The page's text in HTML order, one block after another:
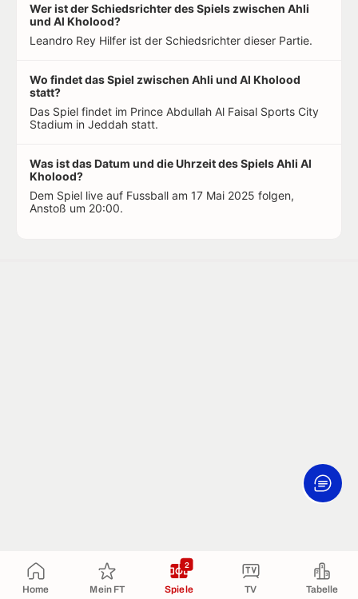
Home Mein FT Spiele
2
TV Tabelle
Wer ist der Schiedsrichter des Spiels zwischen Ahli
und Al Kholood?
Leandro Rey Hilfer ist der Schiedsrichter dieser Partie.
Wo findet das Spiel zwischen Ahli und Al Kholood
statt?
Das Spiel findet im Prince Abdullah Al Faisal Sports City
Stadium in Jeddah statt.
Was ist das Datum und die Uhrzeit des Spiels Ahli Al
Kholood?
Dem Spiel live auf Fussball am 17 Mai 2025 folgen,
Anstoß um 20:00.